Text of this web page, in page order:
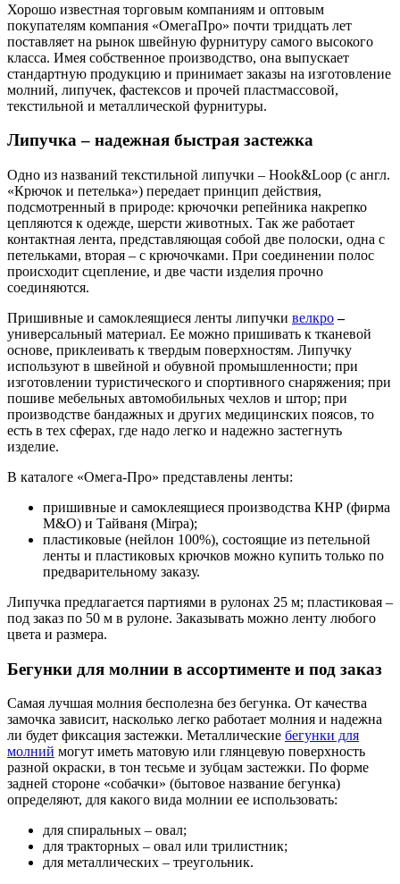
Хорошо известная торговым компаниям и оптовым
покупателям компания «ОмегаПро» почти тридцать лет
поставляет на рынок швейную фурнитуру самого высокого
класса. Имея собственное производство, она выпускает
стандартную продукцию и принимает заказы на изготовление
молний, липучек, фастексов и прочей пластмассовой,
текстильной и металлической фурнитуры.
Липучка – надежная быстрая застежка
Одно из названий текстильной липучки – Hook&Loop (с англ.
«Крючок и петелька») передает принцип действия,
подсмотренный в природе: крючочки репейника накрепко
цепляются к одежде, шерсти животных. Так же работает
контактная лента, представляющая собой две полоски, одна с
петельками, вторая – с крючочками. При соединении полос
происходит сцепление, и две части изделия прочно
соединяются.
Пришивные и самоклеящиеся ленты липучки велкро –
универсальный материал. Ее можно пришивать к тканевой
основе, приклеивать к твердым поверхностям. Липучку
используют в швейной и обувной промышленности; при
изготовлении туристического и спортивного снаряжения; при
пошиве мебельных автомобильных чехлов и штор; при
производстве бандажных и других медицинских поясов, то
есть в тех сферах, где надо легко и надежно застегнуть
изделие.
В каталоге «Омега-Про» представлены ленты:
пришивные и самоклеящиеся производства КНР (фирма
M&O) и Тайваня (Mirpa);
пластиковые (нейлон 100%), состоящие из петельной
ленты и пластиковых крючков можно купить только по
предварительному заказу.
Липучка предлагается партиями в рулонах 25 м; пластиковая –
под заказ по 50 м в рулоне. Заказывать можно ленту любого
цвета и размера.
Бегунки для молнии в ассортименте и под заказ
Самая лучшая молния бесполезна без бегунка. От качества
замочка зависит, насколько легко работает молния и надежна
ли будет фиксация застежки. Металлические бегунки для
молний могут иметь матовую или глянцевую поверхность
разной окраски, в тон тесьме и зубцам застежки. По форме
задней стороне «собачки» (бытовое название бегунка)
определяют, для какого вида молнии ее использовать:
для спиральных – овал;
для тракторных – овал или трилистник;
для металлических – треугольник.